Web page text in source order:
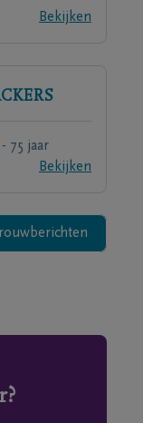
Bekijken
75 jaar
Bekijken